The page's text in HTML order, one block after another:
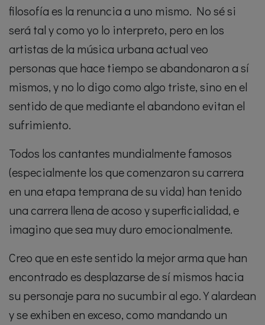
filosofía es la renuncia a uno mismo. No sé si
será tal y como yo lo interpreto, pero en los
artistas de la música urbana actual veo
personas que hace tiempo se abandonaron a sí
mismos, y no lo digo como algo triste, sino en el
sentido de que mediante el abandono evitan el
sufrimiento.
Todos los cantantes mundialmente famosos
(especialmente los que comenzaron su carrera
en una etapa temprana de su vida) han tenido
una carrera llena de acoso y superficialidad, e
imagino que sea muy duro emocionalmente.
Creo que en este sentido la mejor arma que han
encontrado es desplazarse de sí mismos hacia
su personaje para no sucumbir al ego. Y alardean
y se exhiben en exceso, como mandando un